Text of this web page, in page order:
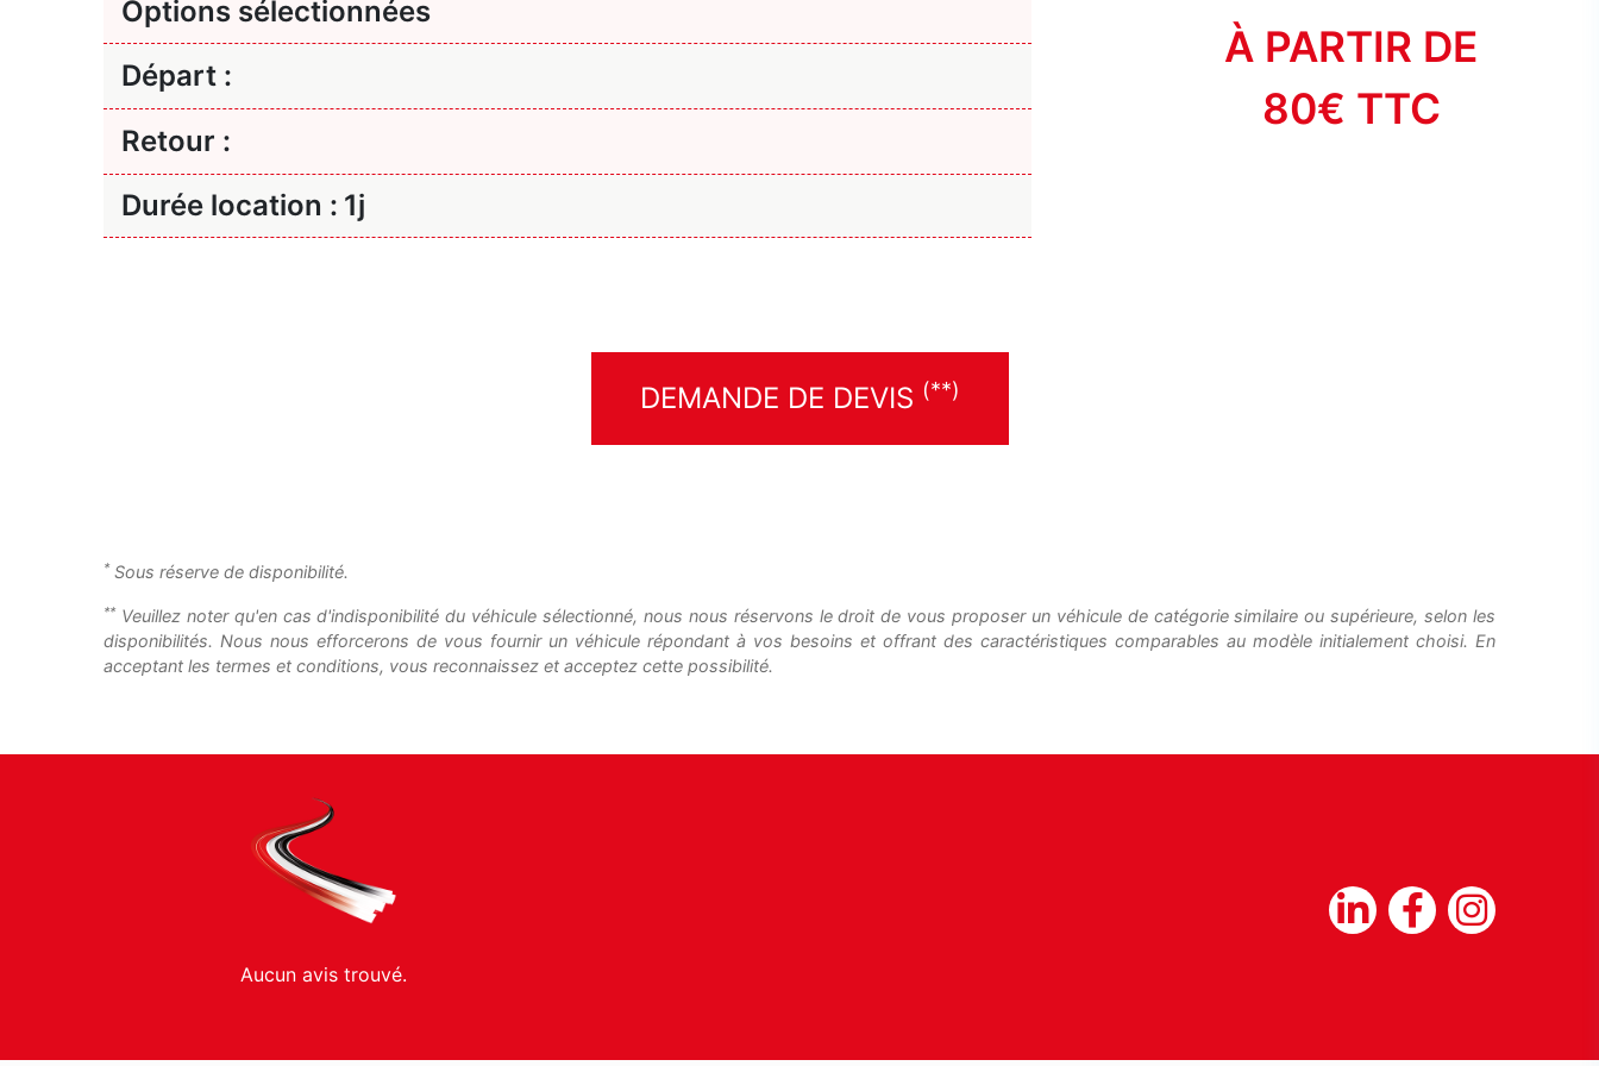
Options sélectionnées
Départ :
Retour :
Durée location : 1j
À PARTIR DE
80€ TTC
DEMANDE DE DEVIS (**)
*Sous réserve de disponibilité.
**Veuillez noter qu'en cas d'indisponibilité du véhicule sélectionné, nous nous réservons le droit de vous proposer un véhicule de catégorie similaire ou supérieure, selon les
disponibilités. Nous nous efforcerons de vous fournir un véhicule répondant à vos besoins et offrant des caractéristiques comparables au modèle initialement choisi. En
acceptant les termes et conditions, vous reconnaissez et acceptez cette possibilité.
Aucun avis trouvé.